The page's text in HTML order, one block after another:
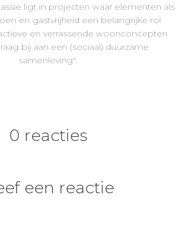
ligt in projecten waar elementen als
en gastvrijheid een belangrijke rol
en verrassende woonconcepten
bij aan een (sociaal) duurzame
samenleving".
0 reacties
een reactie